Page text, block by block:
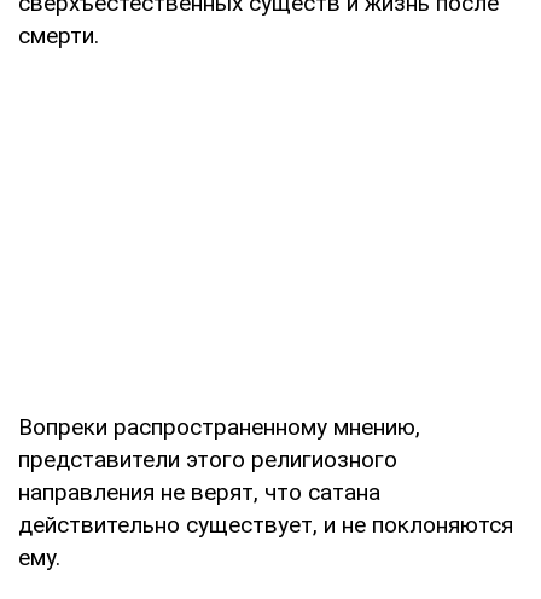
смерти.
Вопреки распространенному мнению,
представители этого религиозного
направления не верят, что сатана
действительно существует, и не поклоняются
ему.